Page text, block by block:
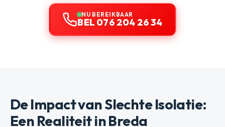
NU BEREIKBAAR
BEL 076 204 26 34
De Impact van Slechte Isolatie:
Een Realiteit in Breda